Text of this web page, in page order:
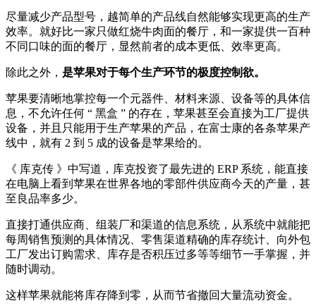
尽量减少产品型号，越简单的产品线自然能够实现更高的生产
效率。就好比一家只做红烧牛肉面的餐厅，和一家提供一百种
不同口味的面的餐厅，显然前者的成本更低、效率更高。
除此之外， 是苹果对于每个生产环节的极度控制欲。
苹果要清晰地掌控每一个元器件、材料来源、设备等的具体信
息，不允许任何 “ 黑盒 ” 的存在，苹果甚至会直接为工厂提供
设备，并且只能用于生产苹果的产品，在富士康的各条苹果产
线中，就有 2 到 5 成的设备是苹果给的。
《 库克传 》中写道，库克投资了最先进的 ERP 系统，能直接
在电脑上看到苹果在世界各地的零部件供应商今天的产量，甚
至良品率多少。
直接打通供应商、组装厂和渠道的信息系统，从系统中就能把
每周销售预测的具体情况、零售渠道精确的库存统计、向外包
工厂发出订购需求、库存是否积压过多等等细节一手掌握，并
随时调动。
这样苹果就能将库存降到零，从而节省撤回大量流动资金。